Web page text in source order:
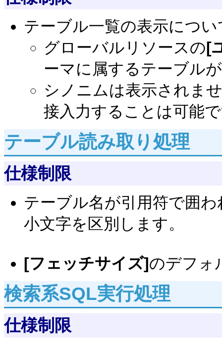
テーブル一覧の表示につい
グローバルリソースの[
ーマに属するテーブル
シノニムは表示されま
接入力することは可能
テーブル読み取り処理
仕様制限
テーブル名が引用符で囲
小文字を区別します。
[フェッチサイズ]のデフォ
検索系SQL実行処理
仕様制限